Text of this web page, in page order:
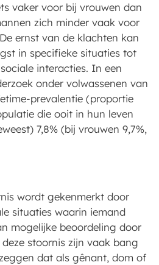
vaker voor bij vrouwen dan
zich minder vaak voor
ernst van de klachten kan
in specifieke situaties tot
interacties. In een
onder volwassenen van
prevalentie (proportie
die ooit in hun leven
7,8% (bij vrouwen 9,7%,
wordt gekenmerkt door
situaties waarin iemand
mogelijke beoordeling door
stoornis zijn vaak bang
dat als gênant, dom of